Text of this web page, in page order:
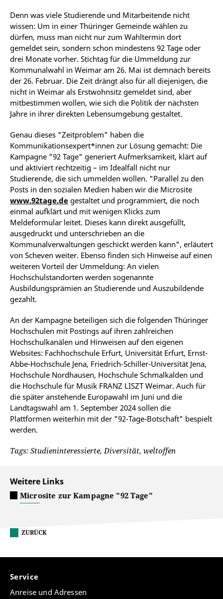
Denn was viele Studierende und Mitarbeitende nicht
wissen: Um in einer Thüringer Gemeinde wählen zu
dürfen, muss man nicht nur zum Wahltermin dort
gemeldet sein, sondern schon mindestens 92 Tage oder
drei Monate vorher. Stichtag für die Ummeldung zur
Kommunalwahl in Weimar am 26. Mai ist demnach bereits
der 26. Februar. Die Zeit drängt also für all diejenigen, die
nicht in Weimar als Erstwohnsitz gemeldet sind, aber
mitbestimmen wollen, wie sich die Politik der nächsten
Jahre in ihrer direkten Lebensumgebung gestaltet.
Genau dieses "Zeitproblem" haben die
Kommunikationsexpert*innen zur Lösung gemacht: Die
Kampagne "92 Tage" generiert Aufmerksamkeit, klärt auf
und aktiviert rechtzeitig – im Idealfall nicht nur
Studierende, die sich ummelden wollen. "Parallel zu den
Posts in den sozialen Medien haben wir die Microsite
www.92tage.de gestaltet und programmiert, die noch
einmal aufklärt und mit wenigen Klicks zum
Meldeformular leitet. Dieses kann direkt ausgefüllt,
ausgedruckt und unterschrieben an die
Kommunalverwaltungen geschickt werden kann", erläutert
von Scheven weiter. Ebenso finden sich Hinweise auf einen
weiteren Vorteil der Ummeldung: An vielen
Hochschulstandorten werden sogenannte
Ausbildungsprämien an Studierende und Auszubildende
gezahlt.
An der Kampagne beteiligen sich die folgenden Thüringer
Hochschulen mit Postings auf ihren zahlreichen
Hochschulkanälen und Hinweisen auf den eigenen
Websites: Fachhochschule Erfurt, Universität Erfurt, Ernst-
Abbe-Hochschule Jena, Friedrich-Schiller-Universität Jena,
Hochschule Nordhausen, Hochschule Schmalkalden und
die Hochschule für Musik FRANZ LISZT Weimar. Auch für
die später anstehende Europawahl im Juni und die
Landtagswahl am 1. September 2024 sollen die
Plattformen weiterhin mit der "92-Tage-Botschaft" bespielt
werden.
Tags: Studieninteressierte, Diversität, weltoffen
Weitere Links
Microsite zur Kampagne "92 Tage"
ZURÜCK
Service
Anreise und Adressen